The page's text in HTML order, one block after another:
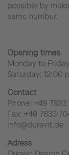
possible by
same number.
Opening times
Monday to
Saturday: 12:00
Contact
Phone: +49
Fax: +49 7833
info@duravit.de
Adress